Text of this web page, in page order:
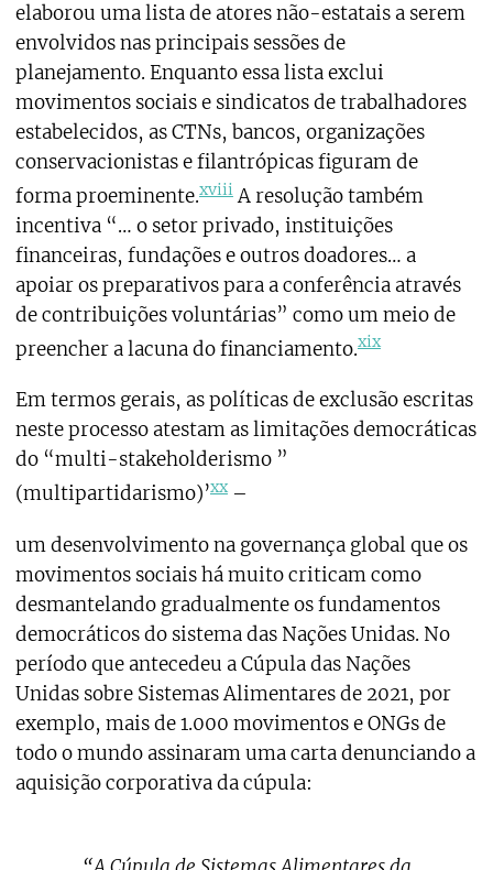
elaborou uma lista de atores não-estatais a serem
envolvidos nas principais sessões de
planejamento. Enquanto essa lista exclui
movimentos sociais e sindicatos de trabalhadores
estabelecidos, as CTNs, bancos, organizações
conservacionistas e filantrópicas figuram de
forma proeminente.xviiiA resolução também
incentiva “… o setor privado, instituições
financeiras, fundações e outros doadores… a
apoiar os preparativos para a conferência através
de contribuições voluntárias” como um meio de
preencher a lacuna do financiamento.xix
Em termos gerais, as políticas de exclusão escritas
neste processo atestam as limitações democráticas
do “multi-stakeholderismo ”
(multipartidarismo)’xx–
um desenvolvimento na governança global que os
movimentos sociais há muito criticam como
desmantelando gradualmente os fundamentos
democráticos do sistema das Nações Unidas. No
período que antecedeu a Cúpula das Nações
Unidas sobre Sistemas Alimentares de 2021, por
exemplo, mais de 1.000 movimentos e ONGs de
todo o mundo assinaram uma carta denunciando a
aquisição corporativa da cúpula: